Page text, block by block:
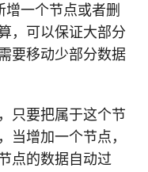
一个节点或者删
，可以保证大部分
要移动少部分数据
只要把属于这个节
当增加一个节点，
点的数据自动过